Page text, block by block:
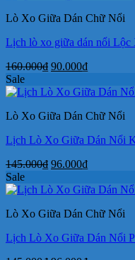
90.000₫.
Lò Xo Giữa Dán Chữ Nổi
Lịch lò xo giữa dán nổi Lộc
160.000₫ Giá
là:
90.000₫Giá
tại
90.000₫.
Sale
Lò Xo Giữa Dán Chữ Nổi
Lịch Lò Xo Giữa Dán Nổi
145.000₫ Giá
là:
96.000₫Giá
tại
96.000₫.
Sale
Lò Xo Giữa Dán Chữ Nổi
Lịch Lò Xo Giữa Dán Nổi